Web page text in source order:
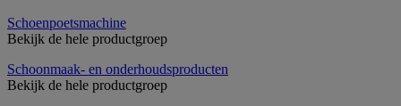
Schoenpoetsmachine
Bekijk de hele productgroep
Schoonmaak- en onderhoudsproducten
Bekijk de hele productgroep